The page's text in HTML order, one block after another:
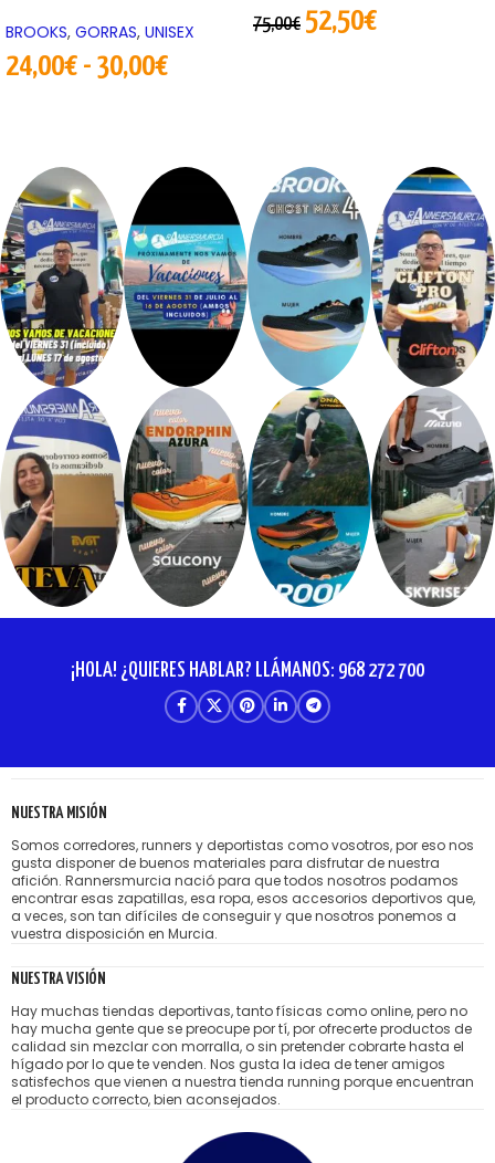
BROOKS, GORRAS, UNISEX
24,00€ - 30,00€
75,00€ 52,50€
¡HOLA! ¿QUIERES HABLAR? LLÁMANOS: 968 272 700
NUESTRA MISIÓN
Somos corredores, runners y deportistas como vosotros, por eso nos
gusta disponer de buenos materiales para disfrutar de nuestra
afición. Rannersmurcia nació para que todos nosotros podamos
encontrar esas zapatillas, esa ropa, esos accesorios deportivos que,
a veces, son tan difíciles de conseguir y que nosotros ponemos a
vuestra disposición en Murcia.
NUESTRA VISIÓN
Hay muchas tiendas deportivas, tanto físicas como online, pero no
hay mucha gente que se preocupe por tí, por ofrecerte productos de
calidad sin mezclar con morralla, o sin pretender cobrarte hasta el
hígado por lo que te venden. Nos gusta la idea de tener amigos
satisfechos que vienen a nuestra tienda running porque encuentran
el producto correcto, bien aconsejados.